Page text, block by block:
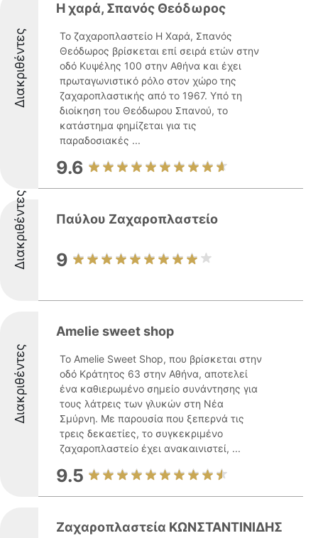
Διακριθέντες
Η χαρά, Σπανός Θεόδωρος
Το ζαχαροπλαστείο Η Χαρά, Σπανός
Θεόδωρος βρίσκεται επί σειρά ετών στην
οδό Κυψέλης 100 στην Αθήνα και έχει
πρωταγωνιστικό ρόλο στον χώρο της
ζαχαροπλαστικής από το 1967. Υπό τη
διοίκηση του Θεόδωρου Σπανού, το
κατάστημα φημίζεται για τις
παραδοσιακές ...
9.6
Διακριθέντες Παύλου Ζαχαροπλαστείο
9
Διακριθέντες
Amelie sweet shop
Το Amelie Sweet Shop, που βρίσκεται στην
οδό Κράτητος 63 στην Αθήνα, αποτελεί
ένα καθιερωμένο σημείο συνάντησης για
τους λάτρεις των γλυκών στη Νέα
Σμύρνη. Με παρουσία που ξεπερνά τις
τρεις δεκαετίες, το συγκεκριμένο
ζαχαροπλαστείο έχει ανακαινιστεί, ...
9.5
Ζαχαροπλαστεία ΚΩΝΣΤΑΝΤΙΝΙΔΗΣ